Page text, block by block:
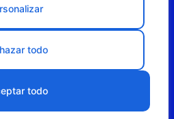
todo
todo